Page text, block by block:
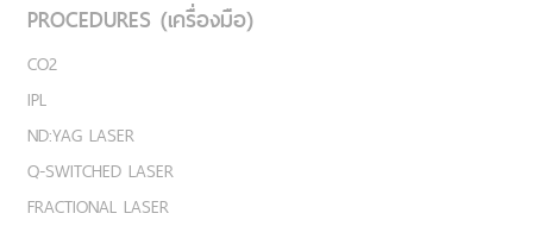
PROCEDURES (เครื่องมือ)
CO2
IPL
ND:YAG LASER
Q-SWITCHED LASER
FRACTIONAL LASER